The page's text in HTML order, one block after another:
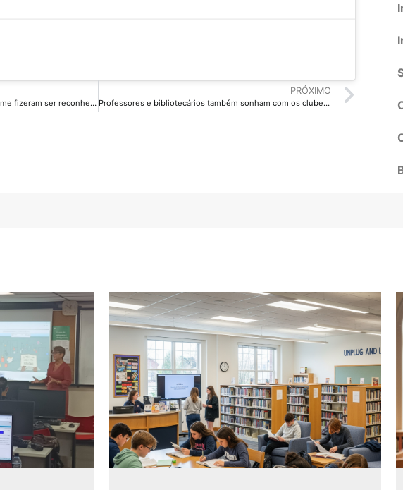
É preciso questionar as regras que me fizeram ser reconhecida apenas aos 71 anos, diz escritora Conceição Evaristo
PRÓXIMO
Professores e bibliotecários também sonham com os clubes de leitura